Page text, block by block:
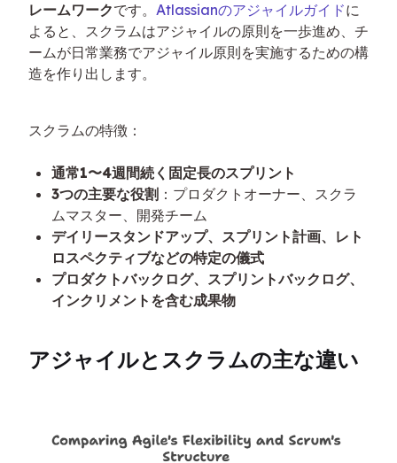
レームワークです。 Atlassianのアジャイルガイドに
よると、スクラムはアジャイルの原則を一歩進め、チ
ームが日常業務でアジャイル原則を実施するための構
造を作り出します。
スクラムの特徴：
通常1〜4週間続く固定長のスプリント
3つの主要な役割 ：プロダクトオーナー、スクラ
ムマスター、開発チーム
デイリースタンドアップ、スプリント計画、レト
ロスペクティブなどの特定の儀式
プロダクトバックログ、スプリントバックログ、
インクリメントを含む成果物
アジャイルとスクラムの主な違い